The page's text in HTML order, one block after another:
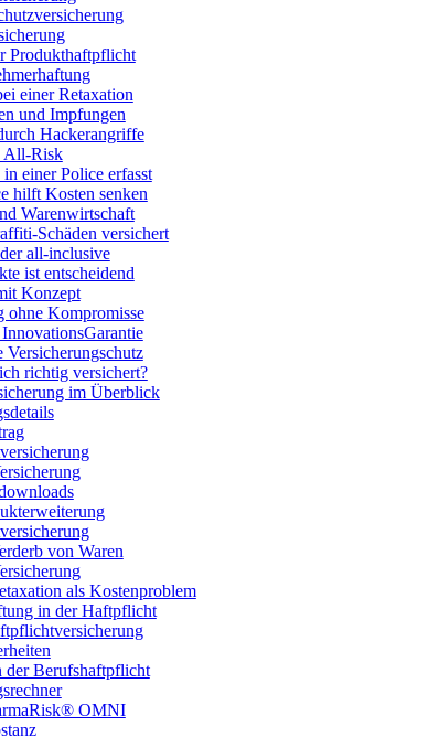
Produkthaftpflicht
einer Retaxation
und Impfungen
Hackerangriffe
All-Risk
einer Police erfasst
hilft Kosten senken
Warenwirtschaft
Schäden versichert
all-inclusive
ist entscheidend
Konzept
ohne Kompromisse
Versicherungschutz
richtig versichert?
im Überblick
von Waren
als Kostenproblem
in der Haftpflicht
der Berufshaftpflicht
OMNI